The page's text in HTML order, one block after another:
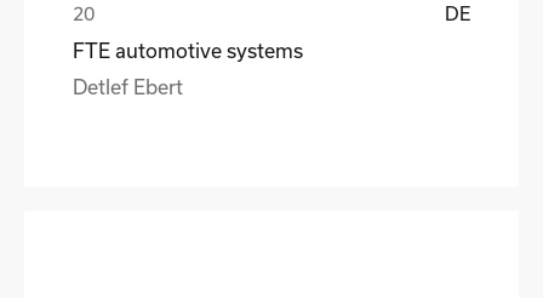
DE
FTE automotive systems
Detlef Ebert